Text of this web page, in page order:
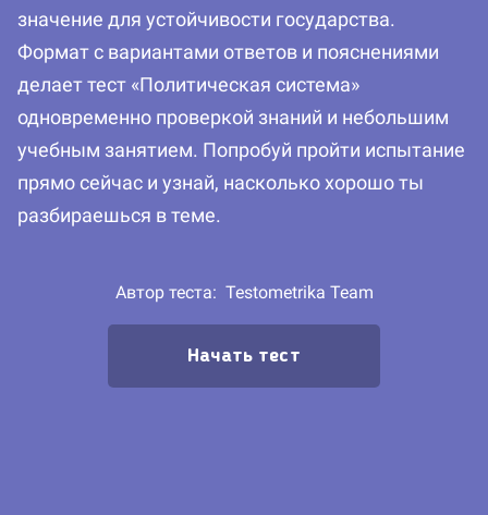
значение для устойчивости государства.
Формат с вариантами ответов и пояснениями
делает тест «Политическая система»
одновременно проверкой знаний и небольшим
учебным занятием. Попробуй пройти испытание
прямо сейчас и узнай, насколько хорошо ты
разбираешься в теме.
Автор теста: Testometrika Team
Начать тест